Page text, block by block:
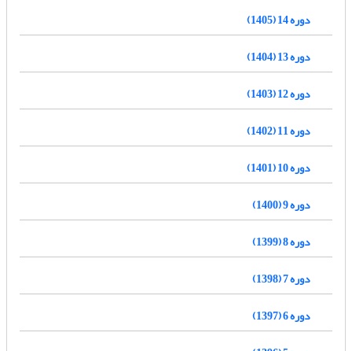
دوره 14 (1405)
دوره 13 (1404)
دوره 12 (1403)
دوره 11 (1402)
دوره 10 (1401)
دوره 9 (1400)
دوره 8 (1399)
دوره 7 (1398)
دوره 6 (1397)